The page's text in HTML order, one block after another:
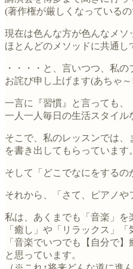
(著作権が厳しくなっている
現在は色んな方が色んなメソ
ほとんどのメソッドに共通し
・・・・と、言いつつ、私
お詫び申し上げます(あちゃ
一言に『習慣』と言っても、
一人一人毎日の生活スタイル
そこで、私のレッスンでは、
を書き出してもらっています。
そして「どこでなにをするの
それから、「さて、ピアノや
私は、あくまでも「音楽」を
「癒し」や「リラックス」
「音楽でいつでも【自分で
と思っています。